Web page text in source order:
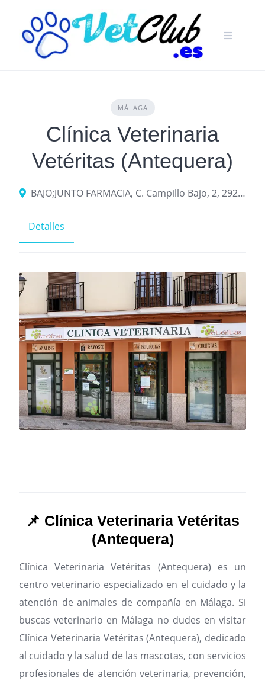
content
MÁLAGA
Clínica Veterinaria
Vetéritas (Antequera)
BAJO;JUNTO FARMACIA, C. Campillo Bajo, 2, 29200 Antequera, Málaga
Detalles
📌 Clínica Veterinaria Vetéritas
(Antequera)
Clínica Veterinaria Vetéritas (Antequera) es un
centro veterinario especializado en el cuidado y la
atención de animales de compañía en Málaga. Si
buscas veterinario en Málaga no dudes en visitar
Clínica Veterinaria Vetéritas (Antequera), dedicado
al cuidado y la salud de las mascotas, con servicios
profesionales de atención veterinaria, prevención,